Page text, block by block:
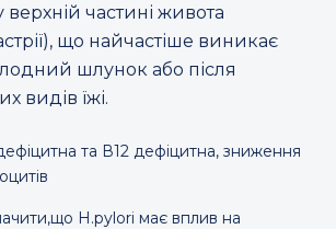
верхній частині живота
що найчастіше виникає
шлунок або після
видів їжі.
та В12 дефіцитна, зниження
H.pylori має вплив на